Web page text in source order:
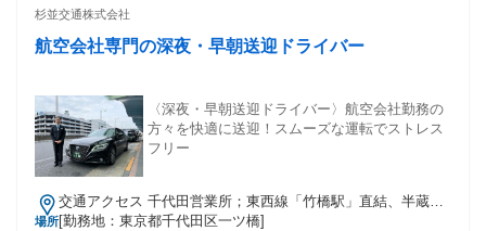
バーの方、バス運転手、トラック運転手経験者の方 ・大型ド
杉並交通株式会社
航空会社専門の深夜・早朝送迎ドライバー
〈深夜・早朝送迎ドライバー〉航空会社勤務の
方々を快適に送迎！スムーズな運転でストレス
フリー
場所
交通アクセス 千代田営業所；東西線「竹橋駅」直結、半蔵門
線・三田線「神保町駅」下車5分
[勤務地：東京都千代田区一ツ橋]